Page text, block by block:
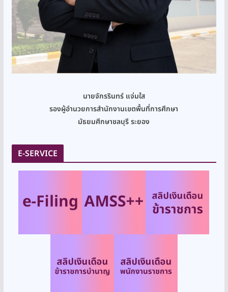
นายจักรรินทร์ แจ่มใส
รองผู้อำนวยการสำนักงานเขตพื้นที่การศึกษา
มัธยมศึกษาชลบุรี ระยอง
E-SERVICE